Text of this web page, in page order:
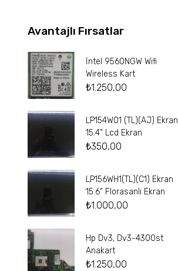
Avantajlı Fırsatlar
İntel 9560NGW Wifi
Wireless Kart
₺1.250,00
LP154W01 (TL)(AJ) Ekran
15.4” Lcd Ekran
₺350,00
LP156WH1(TL)(C1) Ekran
15.6” Florasanlı Ekran
₺1.000,00
Hp Dv3, Dv3-4300st
Anakart
₺1.250,00